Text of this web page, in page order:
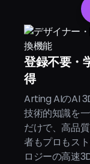
登録不要・
得
Arting AIのAI
技術的知識を
だけで、高品
者もプロもス
ロジーの高速